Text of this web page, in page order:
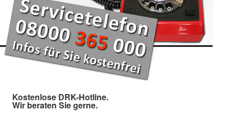
Kostenlose DRK-Hotline.
Wir beraten Sie gerne.